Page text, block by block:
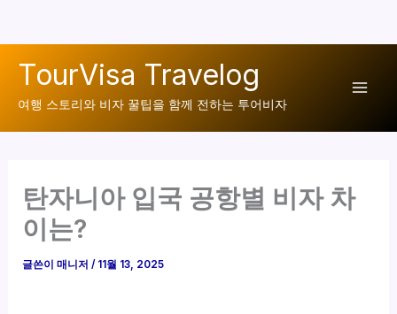
TourVisa Travelog
여행 스토리와 비자 꿀팁을 함께 전하는 투어비자
탄자니아 입국 공항별 비자 차
이는?
글쓴이매니저/ 11월 13, 2025